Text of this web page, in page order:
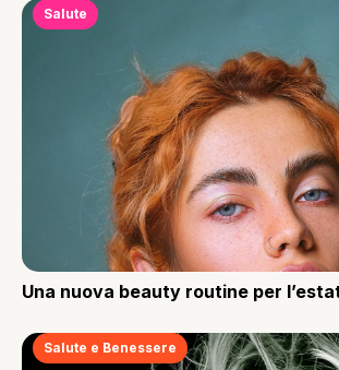
Salute
Una nuova beauty routine per
Salute e Benessere